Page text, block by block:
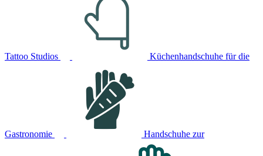
Tattoo Studios Küchenhandschuhe für die
Gastronomie Handschuhe zur